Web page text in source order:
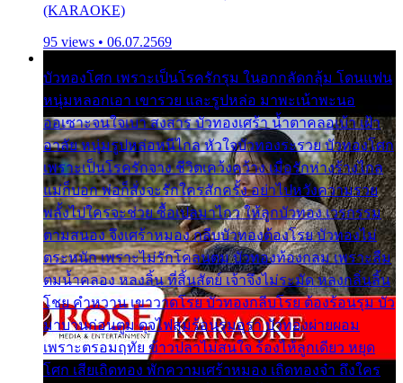
(KARAOKE)
95 views • 06.07.2569
บัวทองโศก เพราะเป็นโรครักรุม ในอกกลัดกลุ้ม โดนแฟน
หนุ่มหลอกเอา เขารวย และรูปหล่อ มาพะเน้าพะนอ
ออเซาะจนใจเบา สงสาร บัวทองเศร้า น้ำตาคลอเบ้า เฝ้า
อาลัย หนุ่มรูปหล่อหนีไกล หัวใจบัวทองระรวย บัวทองโศก
เพราะเป็นโรครักจาง ชีวิตเคว้งคว้าง เมื่อรักห่างร้างไกล
แม่ก็บอก พ่อก็สั่งจะรักใครสักครั้ง อย่าไปหวังความรวย
พลั้งไปใครจะช่วย ซื้อเปลมาไกว ให้ลูกบัวทอง เวรกรรม
ตามสนอง จึงเศร้าหมอง กลีบบัวทองต้องโรย บัวทองไม่
ตระหนัก เพราะไม่รักโคลนตม บัวทองท้องกลม เพราะลืม
ตมน้ำคลอง หลงลิ้น ที่สิ้นสัตย์ เจ้าจึงไม่ระมัด หลงกลิ่นลิ้น
โชย คำหวาน เขาวาดโรย บัวทองกลีบโรย ต้องร้อนรุม บัว
มาบานก่อนตูม ดุจไฟสุมร้อนรุมอุรา บัวทองผ่ายผอม
เพราะตรอมฤทัย ข้าวปลาไม่สนใจ ร้องไห้ลูกเดียว หยุด
โศก เสียเถิดทอง พักความเศร้าหมอง เถิดทองจ๋า ถึงใคร